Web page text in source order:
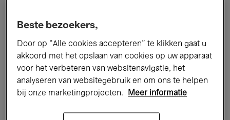
Tentoonstellingen Films
Performances Lezingen & Debatten
Jazz Klassieke Muziek Global Music
Elektronische Muziek
Beste bezoekers,
Door op “Alle cookies accepteren” te klikken gaat u
akkoord met het opslaan van cookies op uw apparaat
voor het verbeteren van websitenavigatie, het
analyseren van websitegebruik en om ons te helpen
bij onze marketingprojecten.
Meer informatie